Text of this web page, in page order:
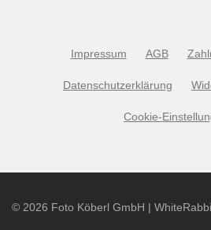
Impressum AGB
Datenschutzerklärung
Cookie-
© 2026 Foto Köberl GmbH |